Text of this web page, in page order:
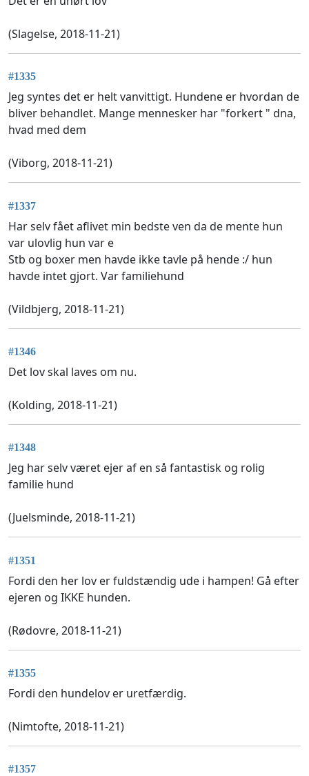
(Slagelse, 2018-11-21)
#1335
Jeg syntes det er helt vanvittigt. Hundene er hvordan de
bliver behandlet. Mange mennesker har "forkert " dna,
hvad med dem
(Viborg, 2018-11-21)
#1337
Har selv fået aflivet min bedste ven da de mente hun
var ulovlig hun var e
Stb og boxer men havde ikke tavle på hende :/ hun
havde intet gjort. Var familiehund
(Vildbjerg, 2018-11-21)
#1346
Det lov skal laves om nu.
(Kolding, 2018-11-21)
#1348
Jeg har selv været ejer af en så fantastisk og rolig
familie hund
(Juelsminde, 2018-11-21)
#1351
Fordi den her lov er fuldstændig ude i hampen! Gå efter
ejeren og IKKE hunden.
(Rødovre, 2018-11-21)
#1355
Fordi den hundelov er uretfærdig.
(Nimtofte, 2018-11-21)
#1357